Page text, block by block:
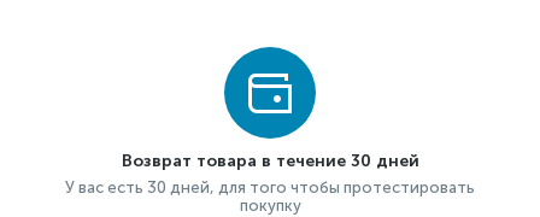
Возврат товара в течение 30 дней
У вас есть 30 дней, для того чтобы протестировать
покупку